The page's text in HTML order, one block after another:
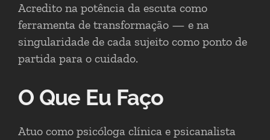
Acredito na potência da escuta como
ferramenta de transformação — e na
singularidade de cada sujeito como ponto de
partida para o cuidado.
O Que Eu Faço
Atuo como psicóloga clínica e psicanalista